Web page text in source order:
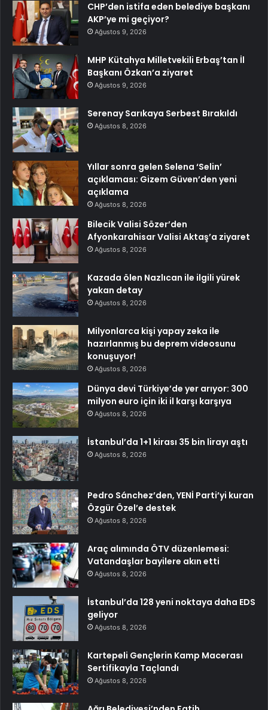
CHP’den istifa eden belediye başkanı
AKP’ye mi geçiyor?
Ağustos 9, 2026
MHP Kütahya Milletvekili Erbaş’tan İl
Başkanı Özkan’a ziyaret
Ağustos 9, 2026
Serenay Sarıkaya Serbest Bırakıldı
Ağustos 8, 2026
Yıllar sonra gelen Selena ‘Selin’
açıklaması: Gizem Güven’den yeni
açıklama
Ağustos 8, 2026
Bilecik Valisi Sözer’den
Afyonkarahisar Valisi Aktaş’a ziyaret
Ağustos 8, 2026
Kazada ölen Nazlıcan ile ilgili yürek
yakan detay
Ağustos 8, 2026
Milyonlarca kişi yapay zeka ile
hazırlanmış bu deprem videosunu
konuşuyor!
Ağustos 8, 2026
Dünya devi Türkiye’de yer arıyor: 300
milyon euro için iki il karşı karşıya
Ağustos 8, 2026
İstanbul’da 1+1 kirası 35 bin lirayı aştı
Ağustos 8, 2026
Pedro Sánchez’den, YENİ Parti’yi kuran
Özgür Özel’e destek
Ağustos 8, 2026
Araç alımında ÖTV düzenlemesi:
Vatandaşlar bayilere akın etti
Ağustos 8, 2026
İstanbul’da 128 yeni noktaya daha EDS
geliyor
Ağustos 8, 2026
Kartepeli Gençlerin Kamp Macerası
Sertifikayla Taçlandı
Ağustos 8, 2026